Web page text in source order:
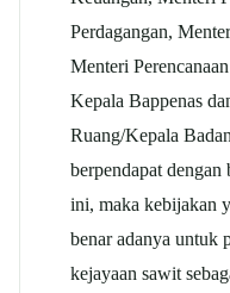
Perdagangan,
Menteri
Kepala Bappenas
Ruang/Kepala
berpendapat
ini, maka kebijakan
benar adanya untuk
kejayaan sawit